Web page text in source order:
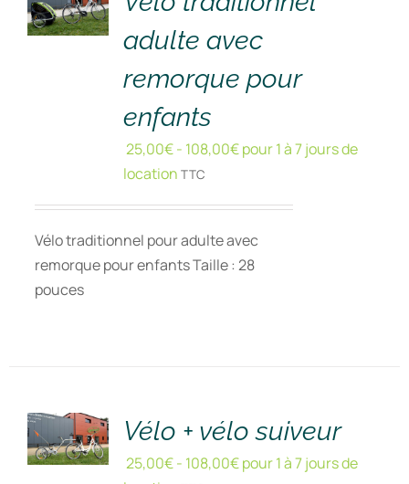
adulte avec
remorque pour
enfants
25,00€- 108,00€pour 1 à 7 jours de
location TTC
Vélo traditionnel pour adulte avec
remorque pour enfants Taille : 28
pouces
DÉTAILS
Vélo + vélo suiveur
25,00€- 108,00€pour 1 à 7 jours de